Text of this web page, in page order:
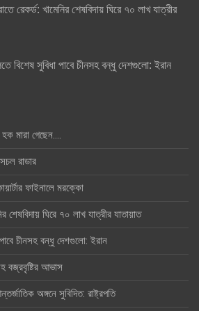
রেকর্ড: খামেনির শেষবিদায় ঘিরে ৭০ লাখ যাত্রীর
বিশেষ সুবিধা পাবে চীনসহ বন্ধু দেশগুলো: ইরান
মারা গেছেন….
রাডার
ফাইনালে মরক্কো
শেষবিদায় ঘিরে ৭০ লাখ যাত্রীর যাতায়াত
চীনসহ বন্ধু দেশগুলো: ইরান
বজ্রবৃষ্টির আভাস
অঙ্গনে সুবিদিত: রাষ্ট্রপতি